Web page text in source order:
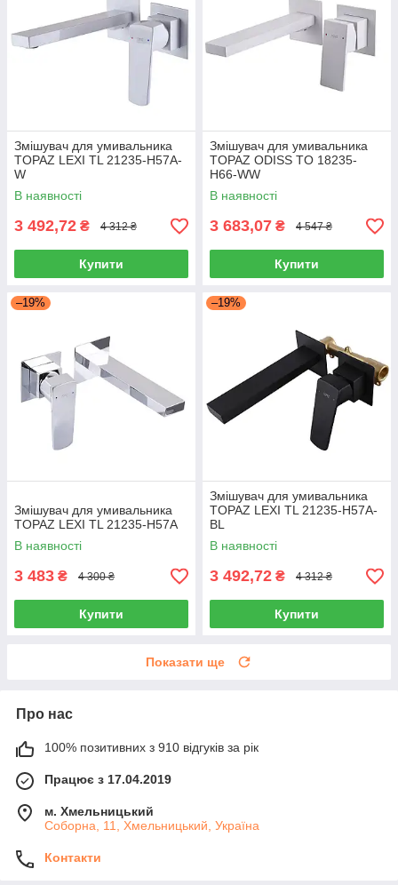
Змішувач для умивальника
TOPAZ LEXI TL 21235-H57A-
W
В наявності
3 492,72 ₴ 4 312 ₴
Купити
Змішувач для умивальника
TOPAZ ODISS TO 18235-
H66-WW
В наявності
3 683,07 ₴ 4 547 ₴
Купити
–19%
Змішувач для умивальника
TOPAZ LEXI TL 21235-H57A
В наявності
3 483 ₴ 4 300 ₴
Купити
–19%
Змішувач для умивальника
TOPAZ LEXI TL 21235-H57A-
BL
В наявності
3 492,72 ₴ 4 312 ₴
Купити
Показати ще
Про нас
100% позитивних з 910 відгуків за рік
Працює з 17.04.2019
м. Хмельницький
Соборна, 11, Хмельницький, Україна
Контакти